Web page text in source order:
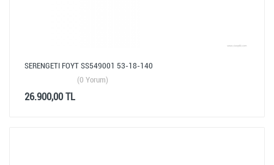
SERENGETI FOYT SS549001 53-18-140
(0 Yorum)
26.900,00 TL